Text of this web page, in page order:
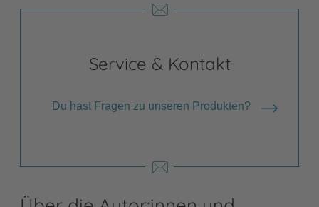
Service & Kontakt
Du hast Fragen zu unseren Produkten?